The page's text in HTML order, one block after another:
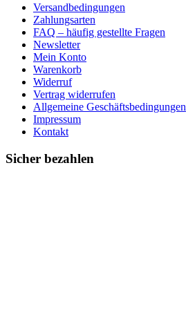
Versandbedingungen
Zahlungsarten
FAQ – häufig gestellte Fragen
Newsletter
Mein Konto
Warenkorb
Widerruf
Vertrag widerrufen
Allgemeine Geschäftsbedingungen
Impressum
Kontakt
Sicher bezahlen